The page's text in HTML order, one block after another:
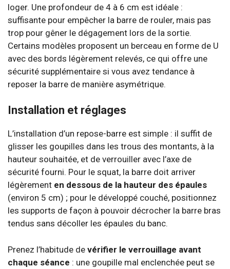
loger. Une profondeur de 4 à 6 cm est idéale :
suffisante pour empêcher la barre de rouler, mais pas
trop pour gêner le dégagement lors de la sortie.
Certains modèles proposent un berceau en forme de U
avec des bords légèrement relevés, ce qui offre une
sécurité supplémentaire si vous avez tendance à
reposer la barre de manière asymétrique.
Installation et réglages
L’installation d’un repose-barre est simple : il suffit de
glisser les goupilles dans les trous des montants, à la
hauteur souhaitée, et de verrouiller avec l’axe de
sécurité fourni. Pour le squat, la barre doit arriver
légèrement en dessous de la hauteur des épaules
(environ 5 cm) ; pour le développé couché, positionnez
les supports de façon à pouvoir décrocher la barre bras
tendus sans décoller les épaules du banc.
Prenez l’habitude de vérifier le verrouillage avant
chaque séance : une goupille mal enclenchée peut se